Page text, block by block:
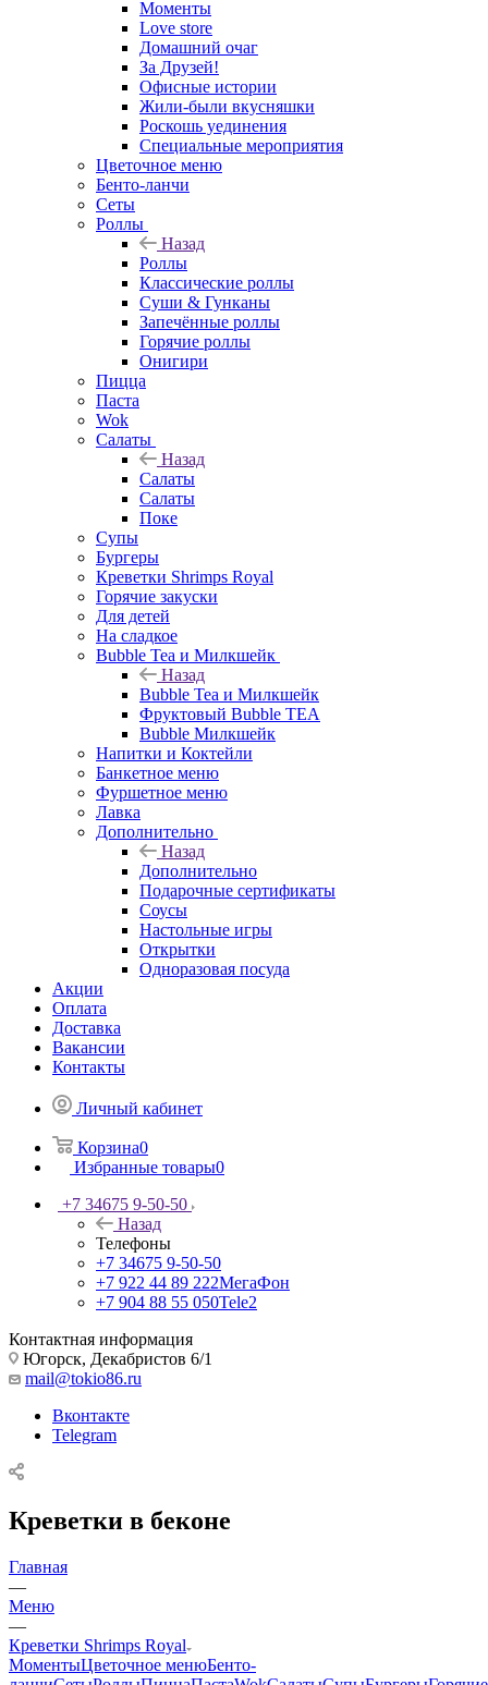
Моменты
Love store
Домашний очаг
За Друзей!
Офисные истории
Жили-были вкусняшки
Роскошь уединения
Специальные мероприятия
Цветочное меню
Бенто-ланчи
Сеты
Роллы
Назад
Роллы
Классические роллы
Суши & Гунканы
Запечённые роллы
Горячие роллы
Онигири
Пицца
Паста
Wok
Салаты
Назад
Салаты
Салаты
Поке
Супы
Бургеры
Креветки Shrimps Royal
Горячие закуски
Для детей
На сладкое
Bubble Tea и Милкшейк
Назад
Bubble Tea и Милкшейк
Фруктовый Bubble TEA
Bubble Милкшейк
Напитки и Коктейли
Банкетное меню
Фуршетное меню
Лавка
Дополнительно
Назад
Дополнительно
Подарочные сертификаты
Соусы
Настольные игры
Открытки
Одноразовая посуда
Акции
Оплата
Доставка
Вакансии
Контакты
Личный кабинет
Корзина0
Избранные товары0
+7 34675 9-50-50
Назад
Телефоны
+7 34675 9-50-50
+7 922 44 89 222МегаФон
+7 904 88 55 050Tele2
Контактная информация
Югорск, Декабристов 6/1
mail@tokio86.ru
Вконтакте
Telegram
Креветки в беконе
Главная
—
Меню
—
Креветки Shrimps Royal
МоментыЦветочное менюБенто-